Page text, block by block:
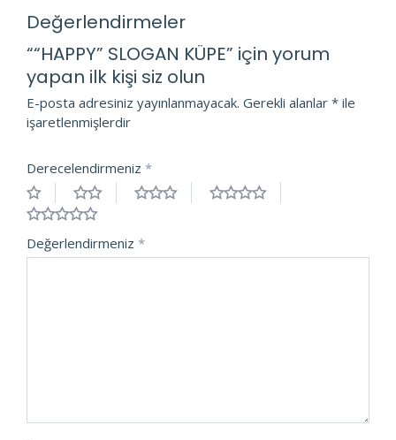
Değerlendirmeler
““HAPPY” SLOGAN KÜPE” için yorum
yapan ilk kişi siz olun
E-posta adresiniz yayınlanmayacak. Gerekli alanlar * ile
işaretlenmişlerdir
Derecelendirmeniz *
Değerlendirmeniz *